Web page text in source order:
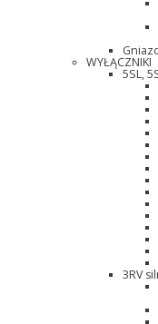
WYŁĄCZNIKI
5SL,
3RV